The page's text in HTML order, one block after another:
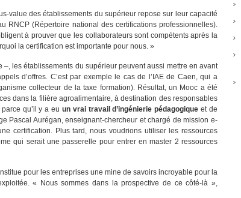
value des établissements du supérieur repose sur leur capacité
RNCP(Répertoire national des certifications professionnelles).
à prouver que les collaborateurs sont compétents après la
la certification est importante pour nous. »
les établissements du supérieur peuvent aussi mettre en avant
d’offres. C’est par exemple le cas de l’IAE de Caen, qui a
collecteur de la taxe formation). Résultat, un Mooc a été
dans la filière agroalimentaire, à destination des responsables
qu’il y a eu un vrai travail d’ingénierie pédagogique et de
Pascal Aurégan, enseignant-chercheur et chargé de mission e-
certification. Plus tard, nous voudrions utiliser les ressources
qui serait une passerelle pour entrer en master 2 ressources
pour les entreprises une mine de savoirs incroyable pour la
« Nous sommes dans la prospective de ce côté-là »,